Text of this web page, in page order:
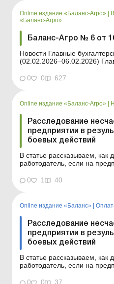
Online издание «Баланс-Агро» |
«Баланс-Агро»
Баланс-Агро № 6 от
Новости Главные бухгалтерские новости недели
(02.02.2026–06.02.2026) Главные новости о важнейших
ежедневно Содержание номера Правовая
Читать Валютная
0 0 627
Online издание «Баланс-Агро»
Расследование
предприятии в
боевых действий
В статье рассказываем, как
работодатель, если на
действий. Баланс-Агро № 6
Во время войны несчастные
числе, и на р...
0 1 40
Online издание «Баланс»
Расследование
предприятии в
боевых действий
В статье рассказываем, как
работодатель, если на
действий. Баланс № 6 от 10
0 0 37